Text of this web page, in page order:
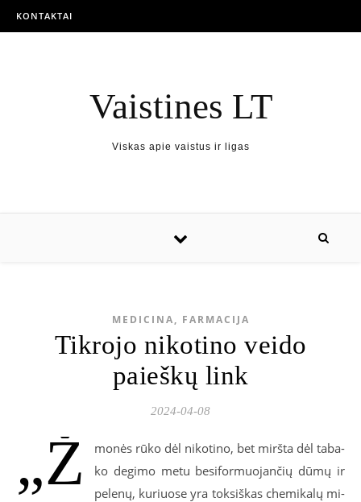
KONTAKTAI
Vaistines LT
Viskas apie vaistus ir ligas
MEDICINA, FARMACIJA
Tikrojo nikotino veido
paieškų link
2024-04-08
„Ž
mo­nės rū­ko dėl ni­ko­ti­no, bet mirš­ta dėl ta­ba­
ko de­gi­mo me­tu be­si­for­muo­jan­čių dū­mų ir
pe­le­nų, ku­riuo­se yra tok­siš­kas che­mi­ka­lų mi­